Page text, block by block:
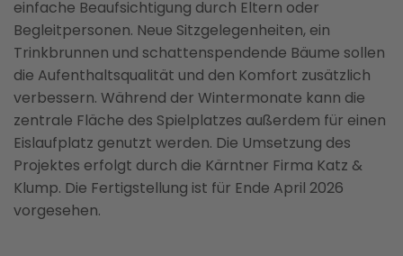
einfache Beaufsichtigung durch Eltern oder
Begleitpersonen. Neue Sitzgelegenheiten, ein
Trinkbrunnen und schattenspendende Bäume sollen
die Aufenthaltsqualität und den Komfort zusätzlich
verbessern. Während der Wintermonate kann die
zentrale Fläche des Spielplatzes außerdem für einen
Eislaufplatz genutzt werden. Die Umsetzung des
Projektes erfolgt durch die Kärntner Firma Katz &
Klump. Die Fertigstellung ist für Ende April 2026
vorgesehen.